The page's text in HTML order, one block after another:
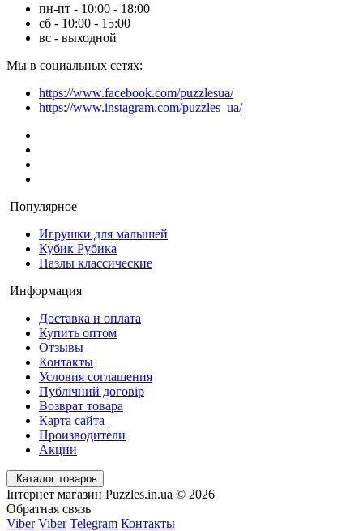
пн-пт - 10:00 - 18:00
сб - 10:00 - 15:00
вс - выходной
Мы в социальных сетях:
https://www.facebook.com/puzzlesua/
https://www.instagram.com/puzzles_ua/
Популярное
Игрушки для малышей
Кубик Рубика
Пазлы классические
Информация
Доставка и оплата
Купить оптом
Отзывы
Контакты
Условия соглашения
Публічний договір
Возврат товара
Карта сайта
Производители
Акции
Каталог товаров
Інтернет магазин Puzzles.in.ua © 2026
Обратная связь
Viber Viber Telegram Контакты